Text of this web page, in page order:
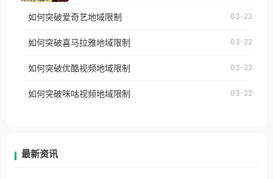
台湾、美国、加拿大、澳大利亚、欧洲等国家和地区
权限制所困扰。
播放”的提示语。 海外用户如香港、澳门、台湾、美
制问题，且仅能在中国大陆地区播放。 遇到这个问题
户收听网易云音乐地区版权限制」的问题，无论人在
如何突破爱奇艺地域限制 03-22
如何突破喜马拉雅地域限制 03-22
如何突破优酷视频地域限制 03-22
如何突破咪咕视频地域限制 03-22
最新资讯